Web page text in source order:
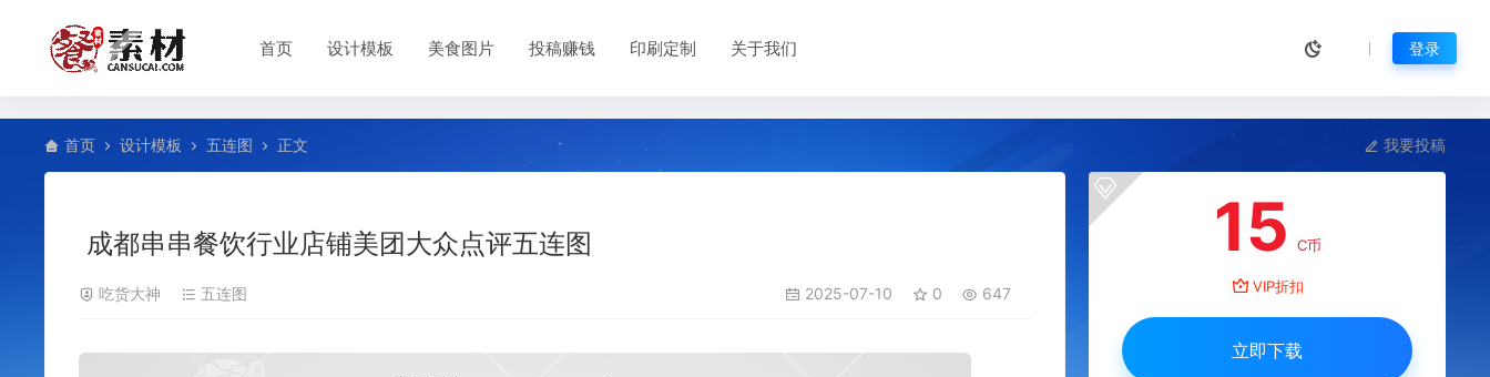
首页 设计模板 美食图片 投稿赚钱 印刷定制 关于我们 登录
首页 设计模板 五连图 正文 我要投稿
成都串串餐饮行业店铺美团大众点评五连图
吃货大神 五连图 2025-07-10 0 647
15 C币
VIP折扣
立即下载